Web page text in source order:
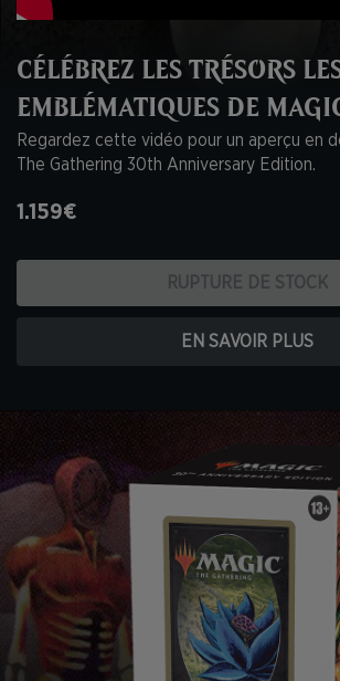
CÉLÉBREZ LES TRÉSORS
EMBLÉMATIQUES DE
Regardez cette vidéo pour un aperçu en
The Gathering 30th Anniversary Edition.
1.159€
RUPTURE DE STOCK
EN SAVOIR PLUS